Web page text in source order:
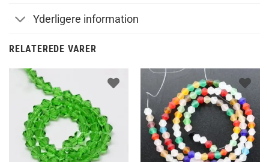
Yderligere information
RELATEREDE VARER